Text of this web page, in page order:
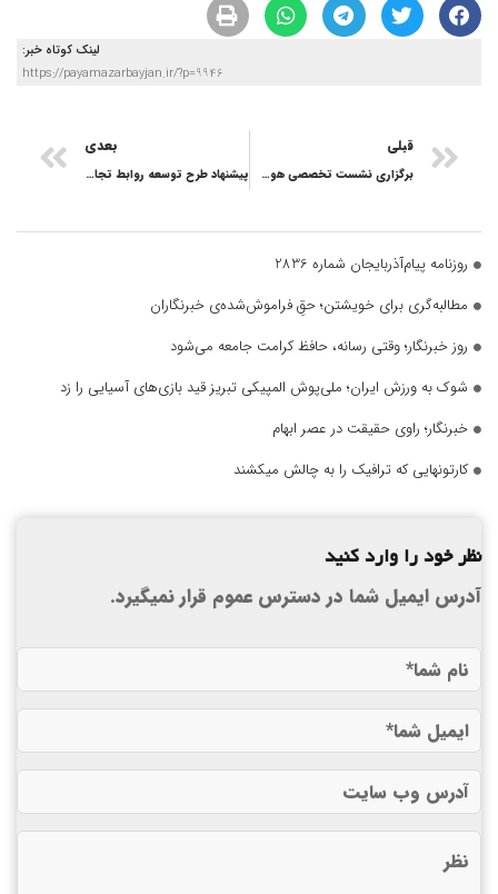
لینک کوتاه خبر:
https://payamazarbayjan.ir/?p=9946
قبلی
برگزاری نشست تخصصی هوش مصنوعی و کاربردهای آن در عصر نوآوری در مرند
بعدی
پیشنهاد طرح توسعه روابط تجاری با کشورهای همجوار با محوریت آذربایجان‌شرقی
روزنامه پیام‌آذربایجان شماره 2836
مطالبه‌گری برای خویشتن؛ حقِ فراموش‌شده‌ی خبرنگاران
روز خبرنگار؛ وقتی رسانه، حافظ کرامت جامعه می‌شود
شوک به ورزش ایران؛ ملی‌پوش المپیکی تبریز قید بازی‌های آسیایی را زد
خبرنگار؛ راوی حقیقت در عصر ابهام
کارتونهایی که ترافیک را به چالش میکشند
نظر خود را وارد کنید
آدرس ایمیل شما در دسترس عموم قرار نمیگیرد.